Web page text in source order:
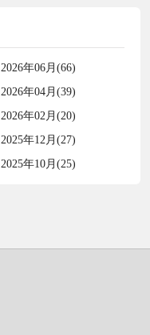
2026年06月(66)
2026年04月(39)
2026年02月(20)
2025年12月(27)
2025年10月(25)